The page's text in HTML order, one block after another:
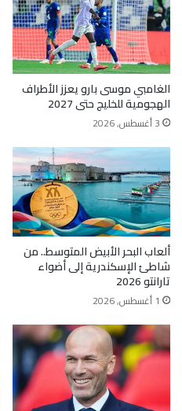
الغامبي موسى بارو يعزز الأطراف
الهجومية للخليج حتى 2027
3 أغسطس, 2026
ألعاب البحر الأبيض المتوسط.. من
شاطئ الإسكندرية إلى أضواء
تارانتو 2026
1 أغسطس, 2026